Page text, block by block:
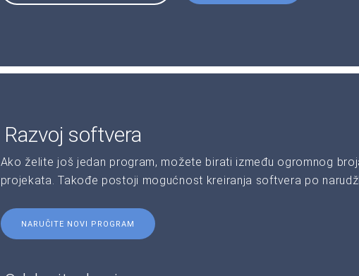
Razvoj softvera
Ako želite još jedan program, možete birati između ogromnog
projekata. Takođe postoji mogućnost kreiranja softvera po
NARUČITE NOVI PROGRAM